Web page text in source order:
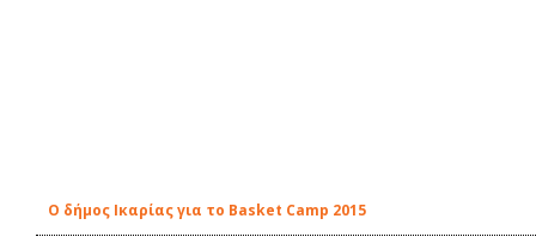
O δήμος Ικαρίας για το Basket Camp 2015